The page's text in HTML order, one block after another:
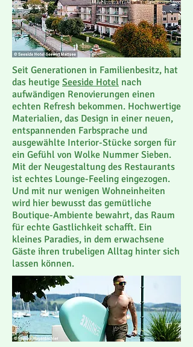
Seit Generationen in Familienbesitz, hat
das heutige Seeside Hotel nach
aufwändigen Renovierungen einen
echten Refresh bekommen. Hochwertige
Materialien, das Design in einer neuen,
entspannenden Farbsprache und
ausgewählte Interior-Stücke sorgen für
ein Gefühl von Wolke Nummer Sieben.
Mit der Neugestaltung des Restaurants
ist echtes Lounge-Feeling eingezogen.
Und mit nur wenigen Wohneinheiten
wird hier bewusst das gemütliche
Boutique-Ambiente bewahrt, das Raum
für echte Gastlichkeit schafft. Ein
kleines Paradies, in dem erwachsene
Gäste ihren trubeligen Alltag hinter sich
lassen können.